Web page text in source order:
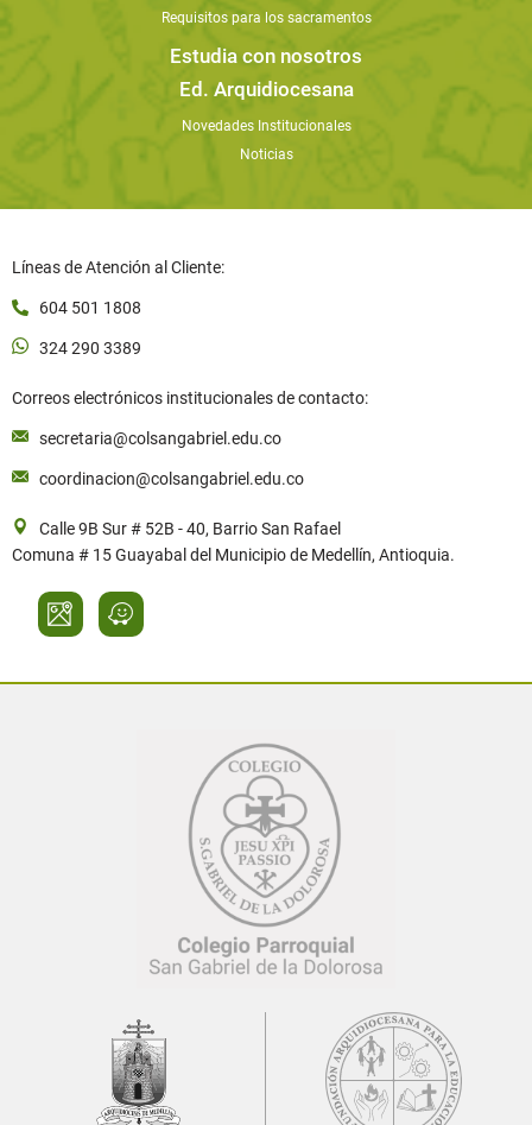
Requisitos para los sacramentos
Estudia con nosotros
Ed. Arquidiocesana
Novedades Institucionales
Noticias
Líneas de Atención al Cliente:
604 501 1808
324 290 3389
Correos electrónicos institucionales de contacto:
secretaria@colsangabriel.edu.co
coordinacion@colsangabriel.edu.co
Calle 9B Sur # 52B - 40, Barrio San Rafael
Comuna # 15 Guayabal del Municipio de Medellín, Antioquia.